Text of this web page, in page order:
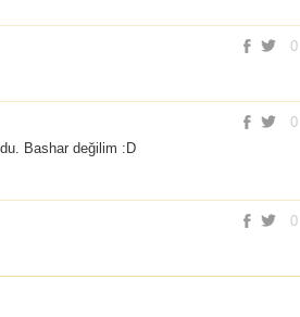
0
0
Bashar değilim :D
0